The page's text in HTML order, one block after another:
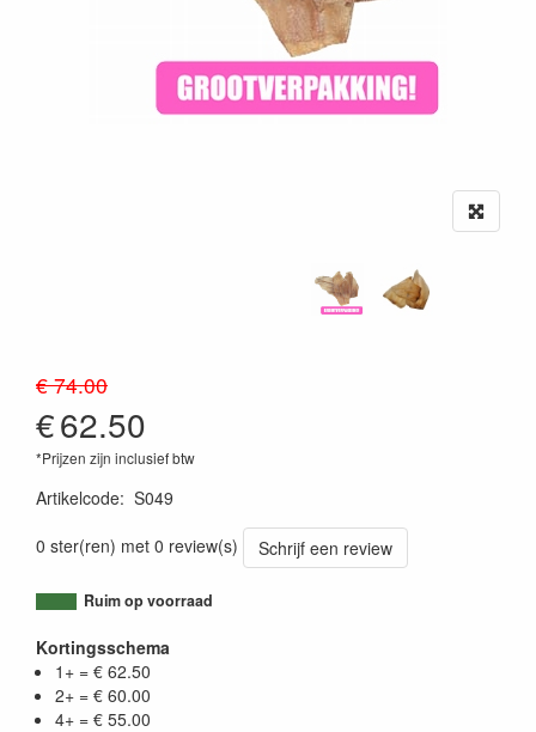
€ 74.00
€62.50
*Prijzen zijn inclusief btw
Artikelcode: S049
0 ster(ren) met 0 review(s)
Schrijf een review
Ruim op voorraad
Kortingsschema
1+ = € 62.50
2+ = € 60.00
4+ = € 55.00